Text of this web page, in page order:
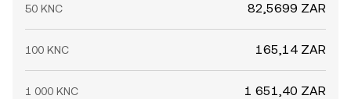
50 KNC 82,5699 ZAR
100 KNC 165,14 ZAR
1 000 KNC 1 651,40 ZAR